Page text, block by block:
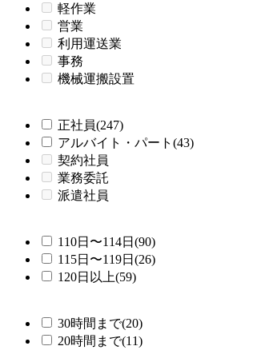
軽作業
営業
利用運送業
事務
機械運搬設置
正社員(247)
アルバイト・パート(43)
契約社員
業務委託
派遣社員
110日〜114日(90)
115日〜119日(26)
120日以上(59)
30時間まで(20)
20時間まで(11)